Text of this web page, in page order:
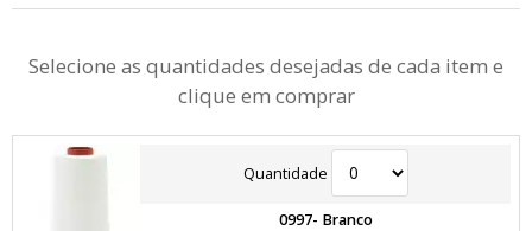
Selecione as quantidades desejadas de cada item e
clique em comprar
Quantidade
0997- Branco